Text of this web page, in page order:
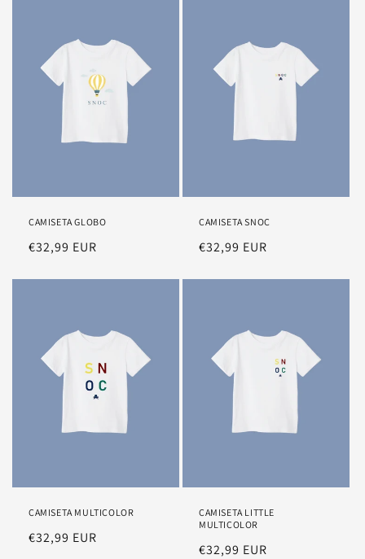
CAMISETA GLOBO
Precio
€32,99 EUR
CAMISETA SNOC
Precio
€32,99 EUR
CAMISETA MULTICOLOR
Precio
€32,99 EUR
CAMISETA LITTLE
MULTICOLOR
Precio
€32,99 EUR